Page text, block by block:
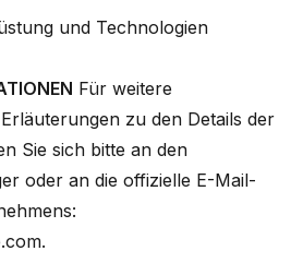
und Technologien
Für weitere
zu den Details der
Sie sich bitte an den
oder an die offizielle E-Mail-